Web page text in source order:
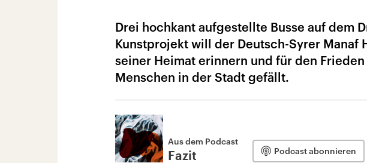
Drei hochkant aufgestellte Busse auf dem
Kunstprojekt will der Deutsch-Syrer Manaf
seiner Heimat erinnern und für den
Menschen in der Stadt gefällt.
Aus dem Podcast
Fazit Podcast abonnieren